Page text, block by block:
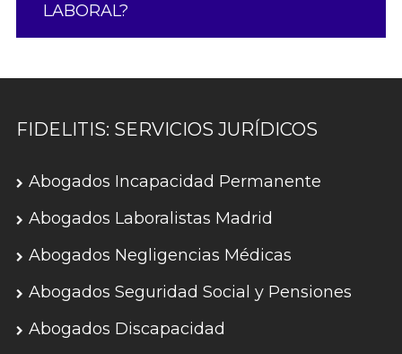
LABORAL?
FIDELITIS: SERVICIOS JURÍDICOS
Abogados Incapacidad Permanente
Abogados Laboralistas Madrid
Abogados Negligencias Médicas
Abogados Seguridad Social y Pensiones
Abogados Discapacidad